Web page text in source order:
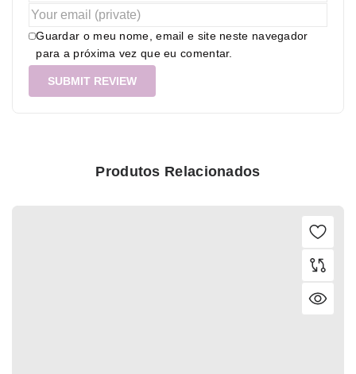
Guardar o meu nome, email e site neste navegador
para a próxima vez que eu comentar.
Produtos Relacionados